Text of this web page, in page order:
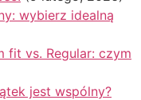
wybierz idealną
fit vs. Regular: czym
jest wspólny?